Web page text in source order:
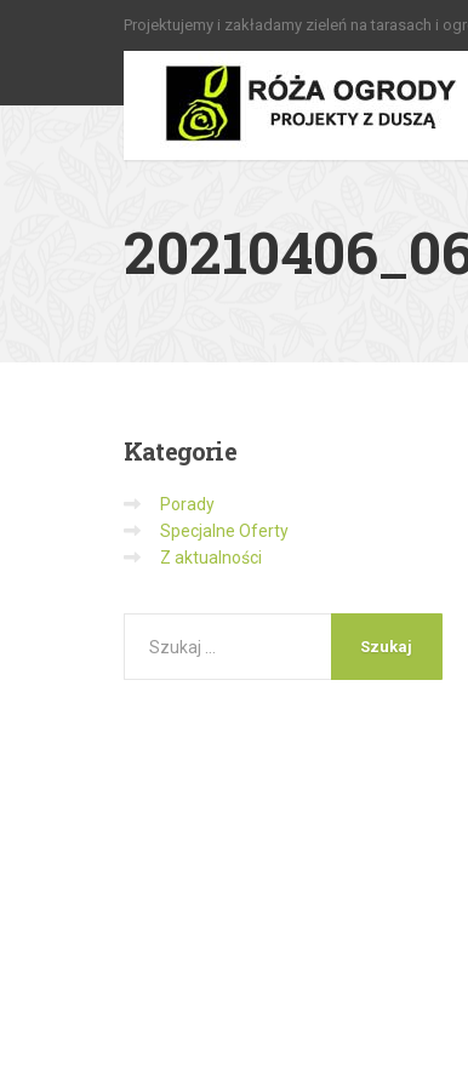
Projektujemy i zakładamy zieleń na tarasach i
Kategorie
Porady
Specjalne Oferty
Z aktualności